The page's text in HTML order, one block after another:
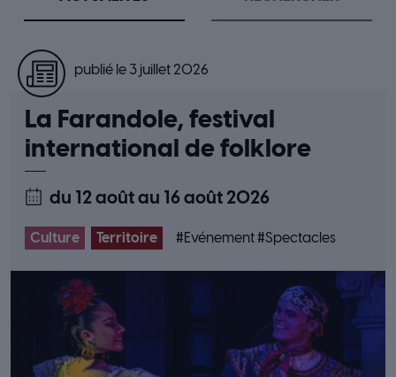
publié le 3 juillet 2026
La Farandole, festival
international de folklore
du 12 aoûtau 16 août 2026
Culture Territoire #Evénement#Spectacles